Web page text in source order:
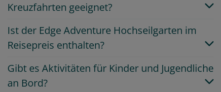
Kreuzfahrten geeignet?
Ist der Edge Adventure Hochseilgarten im
Reisepreis enthalten?
Gibt es Aktivitäten für Kinder und Jugendliche
an Bord?